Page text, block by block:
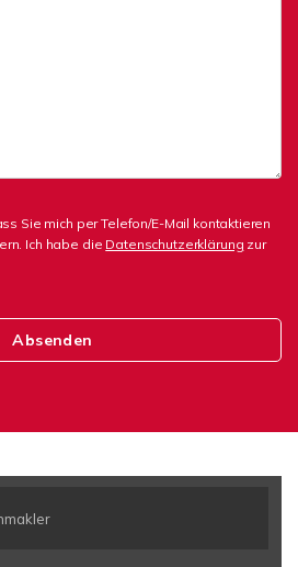
Sie mich per Telefon/E-Mail kontaktieren
Ich habe die Datenschutzerklärung zur
Absenden